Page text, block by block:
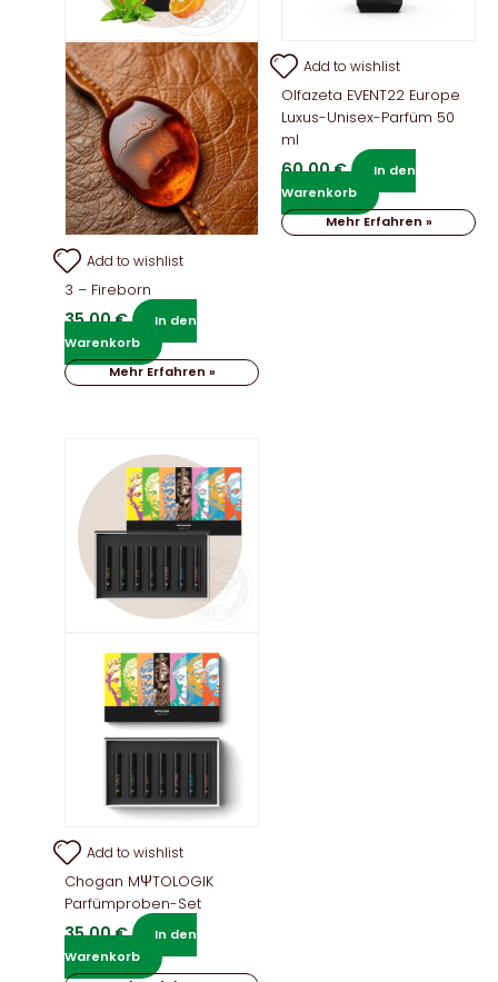
Add to wishlist
3 – Fireborn
35,00€
In den
Warenkorb
Mehr Erfahren »
Add to wishlist
Olfazeta EVENT22 Europe
Luxus-Unisex-Parfüm 50
ml
60,00€
In den
Warenkorb
Mehr Erfahren »
Add to wishlist
Chogan MΨTOLOGIK
Parfümproben-Set
35,00€
In den
Warenkorb